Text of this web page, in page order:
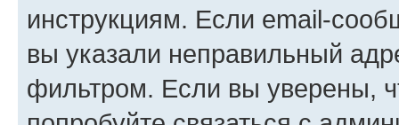
инструкциям. Если email-
вы указали неправильный
фильтром. Если вы уверены,